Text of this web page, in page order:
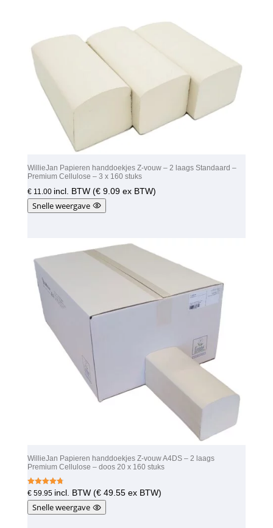
WillieJan Papieren handdoekjes Z-vouw – 2 laags Standaard –
Premium Cellulose – 3 x 160 stuks
€11.00 incl. BTW (€9.09ex BTW)
Snelle weergave
WillieJan Papieren handdoekjes Z-vouw A4DS – 2 laags
Premium Cellulose – doos 20 x 160 stuks
Gewaardeer
d
4.75
uit 5
€59.95 incl. BTW (€49.55ex BTW)
Snelle weergave